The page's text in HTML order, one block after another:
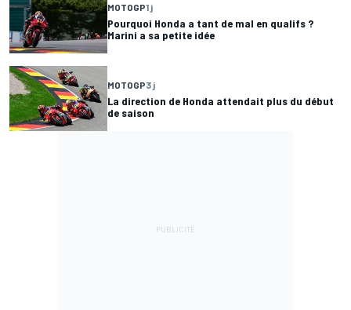
MOTOGP1 j
Pourquoi Honda a tant de mal en qualifs ?
Marini a sa petite idée
MOTOGP3 j
La direction de Honda attendait plus du début
de saison